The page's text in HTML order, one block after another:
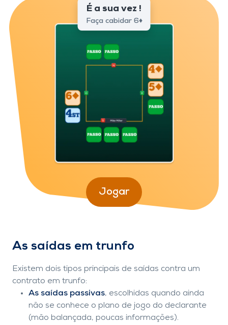
É a sua vez !
Faça cabidar 6♦️
Jogar
As saídas em trunfo
Existem dois tipos principais de saídas contra um
contrato em trunfo:
As saídas passivas, escolhidas quando ainda
não se conhece o plano de jogo do declarante
(mão balançada, poucas informações).